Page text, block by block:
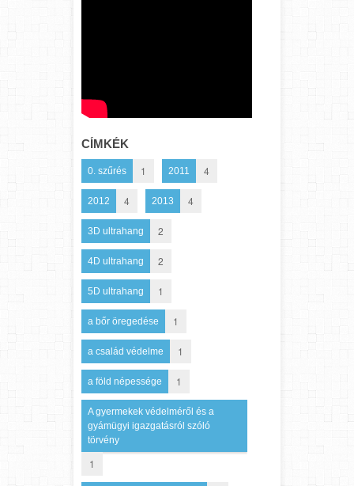
CÍMKÉK
0. szűrés 1 2011 4
2012 4 2013 4
3D ultrahang 2
4D ultrahang 2
5D ultrahang 1
a bőr öregedése 1
a család védelme 1
a föld népessége 1
A gyermekek védelméről és a
gyámügyi igazgatásról szóló
törvény
1